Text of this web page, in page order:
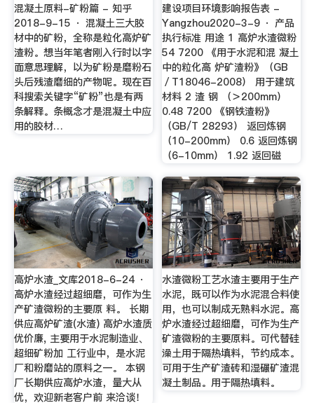
混凝土原料-矿粉篇 - 知乎
2018-9-15 · 混凝土三大胶
材中的矿粉，全称是粒化高炉矿
渣粉。想当年笔者刚入行时以字
面意思理解，以为矿粉是磨粉石
头后残渣磨细的产物呢。现在百
科搜索关键字“矿粉”也是有两
条解释。条概念才是混凝土中应
用的胶材…
建设项目环境影响报告表 -
Yangzhou2020-3-9 · 产品
执行标准 用途 1 高炉水渣微粉
54 7200 《用于水泥和混 凝土
中的粒化高 炉矿渣粉》（GB
／T18046-2008） 用于建筑
材料 2 渣 钢 （＞200mm）
0.48 7200 《钢铁渣粉》
（GB/T 28293） 返回炼钢
（10-200mm） 0.6 返回炼钢
（6-10mm） 1.92 返回磁
高炉水渣_文库2018-6-24 ·
高炉水渣经过超细磨，可作为生
产矿渣微粉的主要原 料。 长期
供应高炉矿渣(水渣) 高炉水渣质
优价廉, 主要用于水泥制造业、
超细矿粉加 工行业中，是水泥
厂和粉磨站的原料之一。 本钢
厂长期供应高炉水渣，量大从
优，欢迎新老客户前 来洽谈！
水渣微粉工艺水渣主要用于生产
水泥，既可以作为水泥混合料使
用，也可以制成无熟料水泥。高
炉水渣经过超细磨，可作为生产
矿渣微粉的主要原料。可代替硅
澡土用于隔热填料，节约成本。
可用于生产矿渣砖和湿碾矿渣混
凝土制品。用于隔热填料。